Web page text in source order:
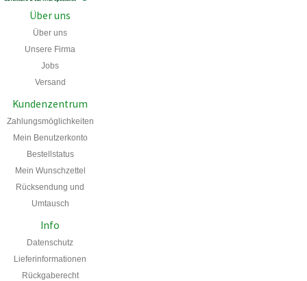
Über uns
Über uns
Unsere Firma
Jobs
Versand
Kundenzentrum
Zahlungsmöglichkeiten
Mein Benutzerkonto
Bestellstatus
Mein Wunschzettel
Rücksendung und
Umtausch
Info
Datenschutz
Lieferinformationen
Rückgaberecht